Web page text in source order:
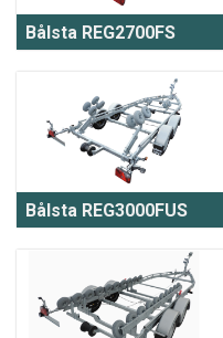
Bålsta REG2700FS
Bålsta REG3000FUS